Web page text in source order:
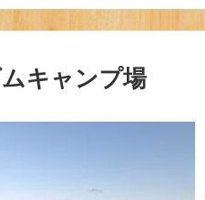
キャンプ場